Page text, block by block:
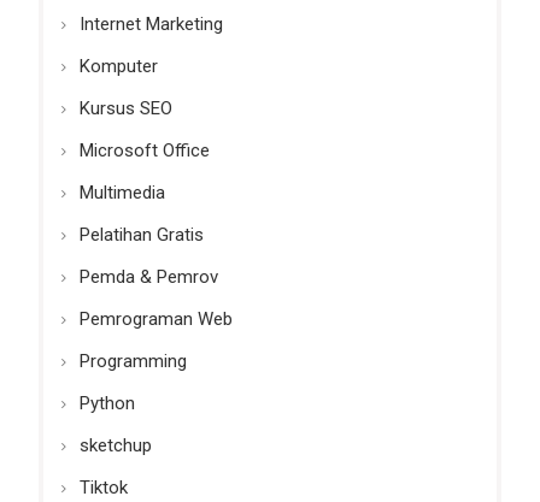
Internet Marketing
Komputer
Kursus SEO
Microsoft Office
Multimedia
Pelatihan Gratis
Pemda & Pemrov
Pemrograman Web
Programming
Python
sketchup
Tiktok